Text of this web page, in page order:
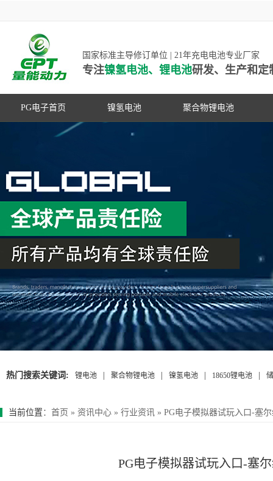
国家标准主导修订单位 | 21年充电电池专业厂家
专注镍氢电池、锂电池研发、生产和定
PG电子首页 镍氢电池 聚合物锂电池
高容量镍氢电池
超低自放电镍氢电池
动力镍氢电池
常规镍氢电池
PG游戏官网是镍氢电池国家标准主导
修订单位，并参与多项锂电池行业国
家标准的制定
热门搜索关键词: 锂电池 聚合物锂电池 镍氢电池 18650锂电池
当前位置 ： 首页 » 资讯中心 » 行业资讯 » PG电子模拟器试玩入口-塞
PG电子模拟器试玩入口-塞